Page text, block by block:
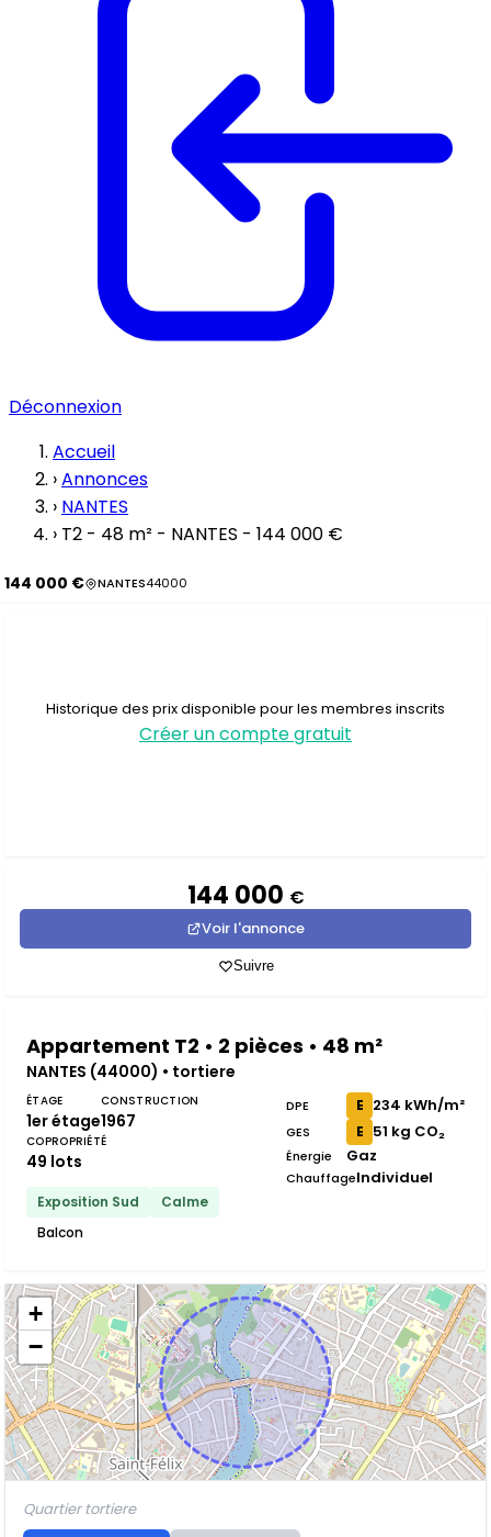
Déconnexion
Accueil
›Annonces
› NANTES
› T2 - 48 m² - NANTES - 144 000 €
144 000 € NANTES44000
Historique des prix disponible pour les membres inscrits
Créer un compte gratuit
144 000 €
Voir l'annonce
Suivre
Appartement T2 • 2 pièces • 48 m²
NANTES (44000) • tortiere
ÉTAGE
1er étage
CONSTRUCTION
1967
COPROPRIÉTÉ
49 lots
Exposition Sud
Calme
Balcon
DPE E 234 kWh/m²
GES E 51 kg CO₂
Énergie Gaz
ChauffageIndividuel
+
−
Quartier tortiere